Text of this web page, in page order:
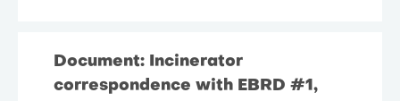
Document: Incinerator
correspondence with EBRD #1,